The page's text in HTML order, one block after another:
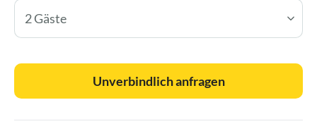
2 Gäste
Unverbindlich anfragen